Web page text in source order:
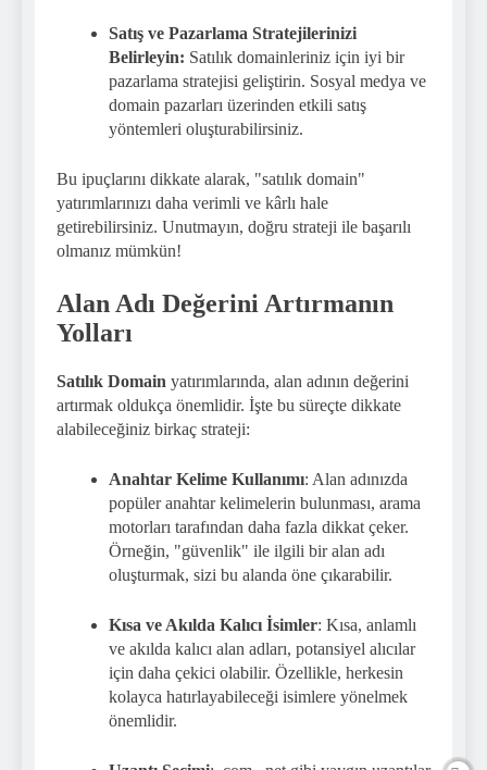
Satış ve Pazarlama Stratejilerinizi
Belirleyin: Satılık domainleriniz için iyi bir
pazarlama stratejisi geliştirin. Sosyal medya ve
domain pazarları üzerinden etkili satış
yöntemleri oluşturabilirsiniz.
Bu ipuçlarını dikkate alarak, "satılık domain"
yatırımlarınızı daha verimli ve kârlı hale
getirebilirsiniz. Unutmayın, doğru strateji ile başarılı
olmanız mümkün!
Alan Adı Değerini Artırmanın
Yolları
Satılık Domain yatırımlarında, alan adının değerini
artırmak oldukça önemlidir. İşte bu süreçte dikkate
alabileceğiniz birkaç strateji:
Anahtar Kelime Kullanımı: Alan adınızda
popüler anahtar kelimelerin bulunması, arama
motorları tarafından daha fazla dikkat çeker.
Örneğin, "güvenlik" ile ilgili bir alan adı
oluşturmak, sizi bu alanda öne çıkarabilir.
Kısa ve Akılda Kalıcı İsimler: Kısa, anlamlı
ve akılda kalıcı alan adları, potansiyel alıcılar
için daha çekici olabilir. Özellikle, herkesin
kolayca hatırlayabileceği isimlere yönelmek
önemlidir.